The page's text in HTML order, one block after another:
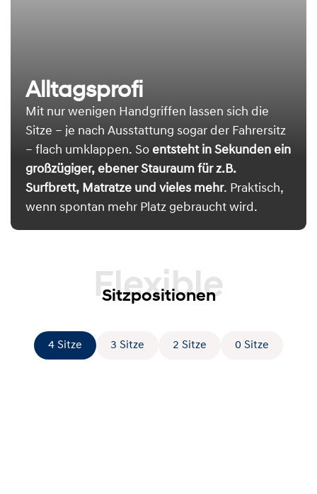
Alltagsprofi
Mit nur wenigen Handgriffen lassen sich die
Sitze – je nach Ausstattung sogar der Fahrersitz
– flach umklappen. So entsteht in Sekunden ein
großzügiger, ebener Stauraum für z.B.
Surfbrett, Matratze und vieles mehr. Praktisch,
wenn spontan mehr Platz gebraucht wird.
Flexible
Sitzpositionen
4 Sitze 3 Sitze 2 Sitze 0 Sitze